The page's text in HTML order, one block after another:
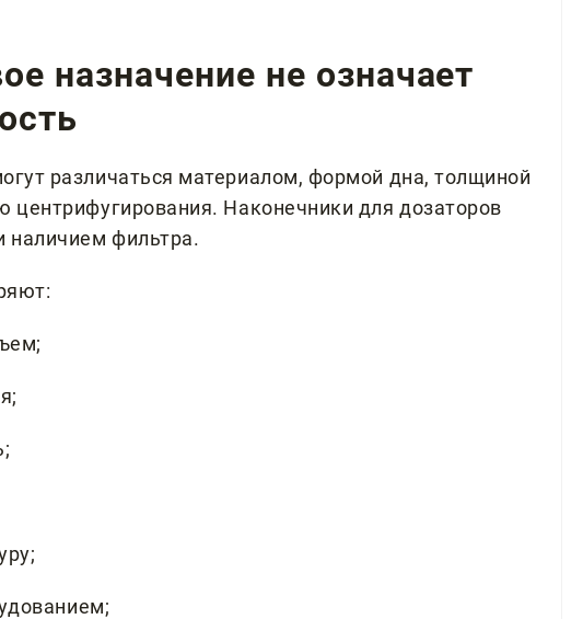
назначение не означает
различаться материалом, формой дна, толщиной
центрифугирования. Наконечники для дозаторов
наличием фильтра.